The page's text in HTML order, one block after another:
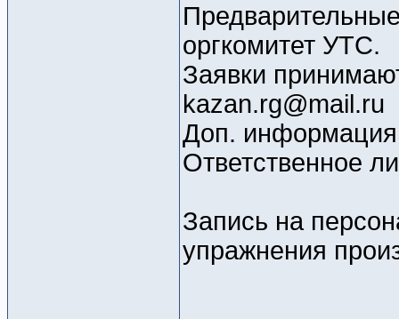
оргкомитет УТС.
Заявки
kazan.rg@mail.ru
Доп. информация
Ответственное
Запись на
упражнения